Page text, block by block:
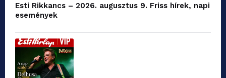
Esti Rikkancs – 2026. augusztus 9. Friss hírek, napi
események